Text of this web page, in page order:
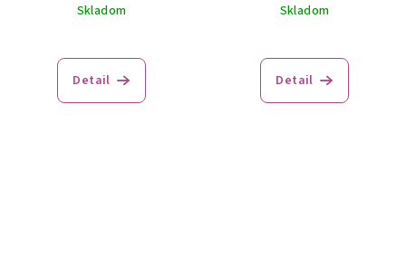
Skladom
Detail
Skladom
Detail